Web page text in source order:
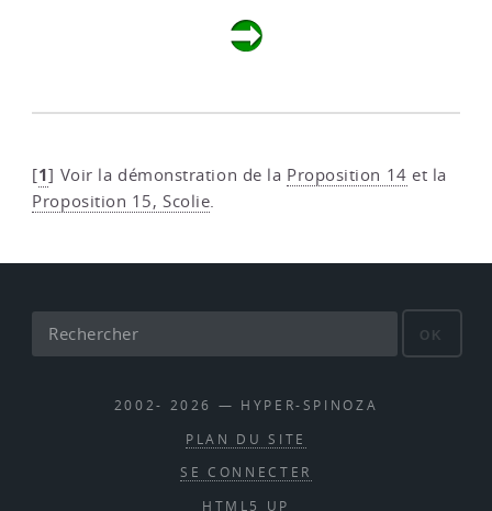
[1] Voir la démonstration de la Proposition 14 et la
Proposition 15, Scolie.
OK
2002- 2026 — HYPER-SPINOZA
PLAN DU SITE
SE CONNECTER
HTML5 UP